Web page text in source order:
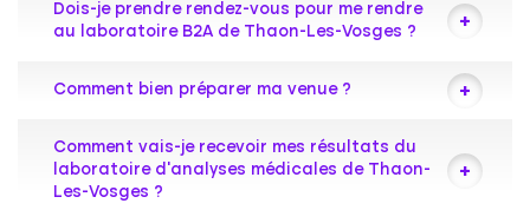
Dois-je prendre rendez-vous pour me rendre
au laboratoire B2A de Thaon-Les-Vosges ?
Votre laboratoire de biologie médicale vous
Certains prélèvements particuliers peuvent
nécessiter une prise de rendez-vous. Nous
vous invitons à contacter le laboratoire par
Comment bien préparer ma venue ?
Nous vous invitons à consulter notre page
dédiée afin de préparer au mieux votre venue :
Comment vais-je recevoir mes résultats du
laboratoire d’analyses médicales de Thaon-
Les-Vosges ?